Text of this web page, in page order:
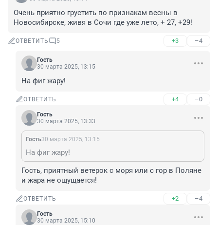
Очень приятно грустить по признакам весны в
Новосибирске, живя в Сочи где уже лето, + 27, +29!
ОТВЕТИТЬ 5 +3 –4
Гость
30 марта 2025, 13:15
На фиг жару!
ОТВЕТИТЬ +4 –0
Гость
30 марта 2025, 13:33
Гость30 марта 2025, 13:15
На фиг жару!
Гость, приятный ветерок с моря или с гор в Поляне
и жара не ощущается!
ОТВЕТИТЬ +2 –4
Гость
30 марта 2025, 15:10